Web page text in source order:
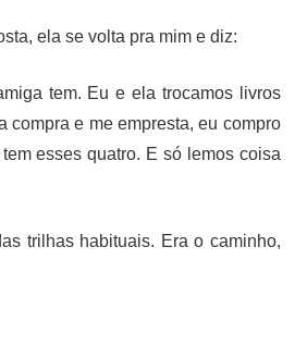
ela se volta pra mim e diz:
tem. Eu e ela trocamos livros
compra e me empresta, eu compro
esses quatro. E só lemos coisa
trilhas habituais. Era o caminho,